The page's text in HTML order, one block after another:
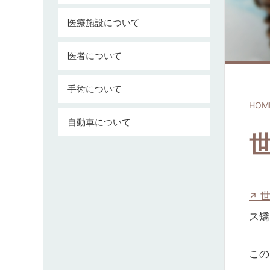
ス
こ
医療施設について
医者について
手術について
自動車について